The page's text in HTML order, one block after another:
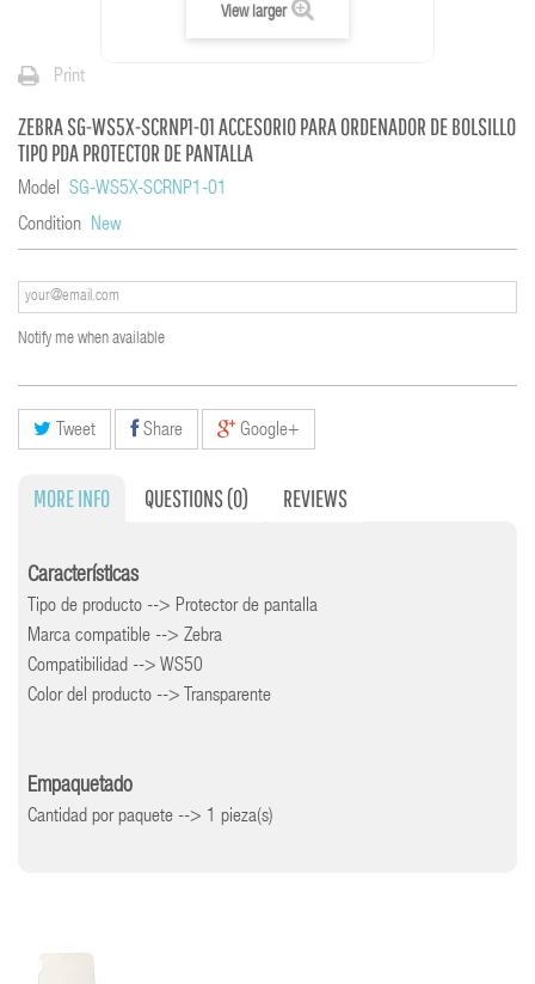
View larger
Print
ZEBRA SG-WS5X-SCRNP1-01 ACCESORIO PARA ORDENADOR DE BOLSILLO
TIPO PDA PROTECTOR DE PANTALLA
Model SG-WS5X-SCRNP1-01
Condition New
Notify me when available
Tweet Share Google+
MORE INFO QUESTIONS(0) REVIEWS
Características
Tipo de producto --> Protector de pantalla
Marca compatible --> Zebra
Compatibilidad --> WS50
Color del producto --> Transparente
Empaquetado
Cantidad por paquete --> 1 pieza(s)